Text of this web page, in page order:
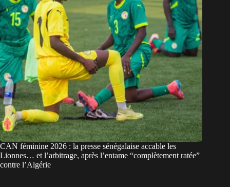
CAN féminine 2026 : la presse sénégalaise accable les
Lionnes… et l’arbitrage, après l’entame “complètement ratée”
contre l’Algérie